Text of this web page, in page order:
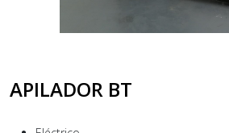
APILADOR BT